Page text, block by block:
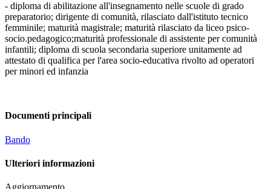
- diploma di abilitazione all'insegnamento nelle scuole di grado
preparatorio; dirigente di comunità, rilasciato dall'istituto tecnico
femminile; maturità magistrale; maturità rilasciato da liceo psico-
socio.pedagogico;maturità professionale di assistente per comunità
infantili; diploma di scuola secondaria superiore unitamente ad
attestato di qualifica per l'area socio-educativa rivolto ad operatori
per minori ed infanzia
Documenti principali
Bando
Ulteriori informazioni